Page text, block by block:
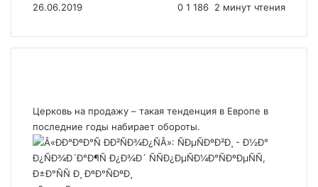
26.06.2019 0 1 186 2 минут чтения
Церковь на продажу – такая тенденция в Европе в
последние годы набирает обороты.